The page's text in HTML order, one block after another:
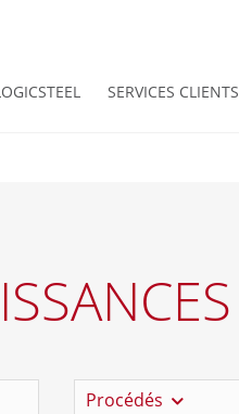
SERVICES CLIENTS
Procédés